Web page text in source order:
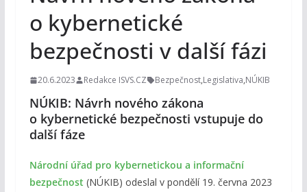
o kybernetické
bezpečnosti v další fázi
20.6.2023 Redakce ISVS.CZ Bezpečnost,Legislativa,NÚKIB
NÚKIB: Návrh nového zákona
o kybernetické bezpečnosti vstupuje do
další fáze
Národní úřad pro kybernetickou a informační
bezpečnost (NÚKIB) odeslal v pondělí 19. června 2023